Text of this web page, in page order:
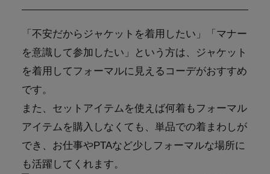
「不安だからジャケットを着用したい」「マナー
を意識して参加したい」という方は、ジャケット
を着用してフォーマルに見えるコーデがおすすめ
です。
また、セットアイテムを使えば何着もフォーマル
アイテムを購入しなくても、単品での着まわしが
でき、お仕事やPTAなど少しフォーマルな場所に
も活躍してくれます。